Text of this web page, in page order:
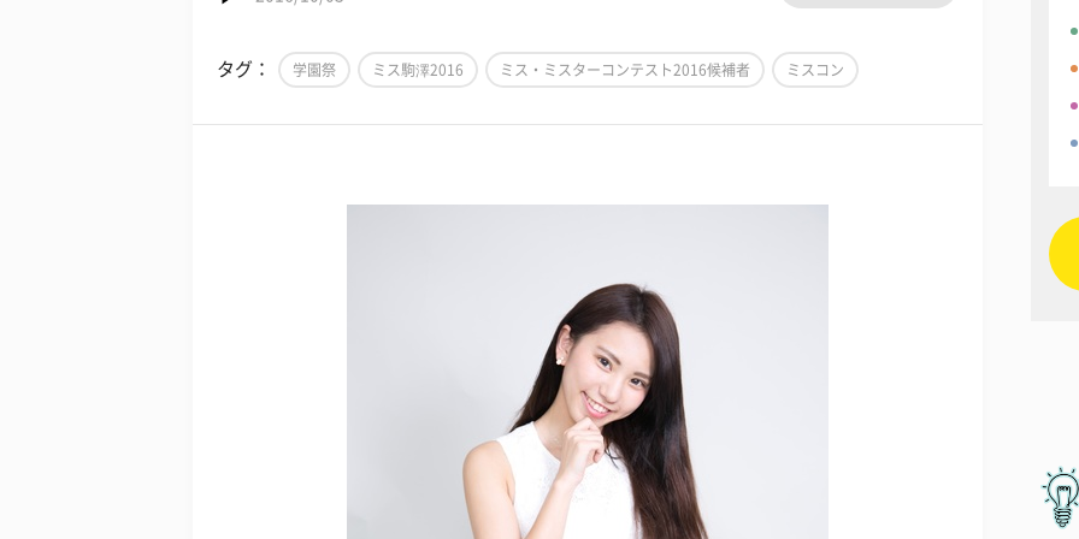
タグ： 学園祭 ミス駒澤2016 ミス・ミスターコンテスト2016候補者 ミスコン